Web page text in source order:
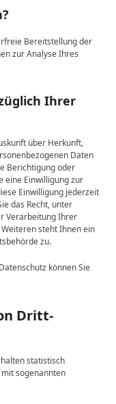
Bereitstellung der
zur Analyse Ihres
Ihrer
über Herkunft,
Daten
Berichtigung oder
eine Einwilligung zur
Einwilligung jederzeit
das Recht, unter
Verarbeitung Ihrer
steht Ihnen ein
zu.
können Sie
Dritt­
statistisch
sogenannten